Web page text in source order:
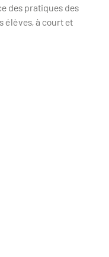
des pratiques des
élèves, à court et